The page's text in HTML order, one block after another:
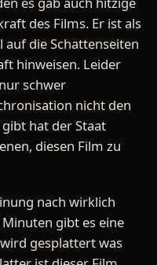
des Films. Er ist als
die Schattenseiten
hinweisen. Leider
schwer
nicht den
hat der Staat
diesen Film zu
nach wirklich
gibt es eine
gesplattert was